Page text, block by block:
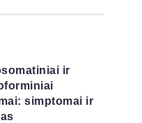
ir
simptomai ir